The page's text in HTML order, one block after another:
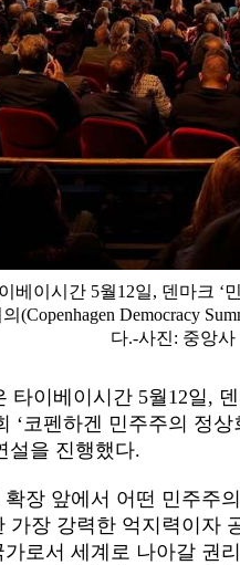
이시간 5월12일, 덴마크 ‘
(Copenhagen Democracy
다.-사진: 중앙사
타이베이시간 5월 12일,
‘코펜하겐 민주주의 정상
설을 진행했다.
장 앞에서 어떤 민주주
가장 강력한 억지력이자
로서 세계로 나아갈 권